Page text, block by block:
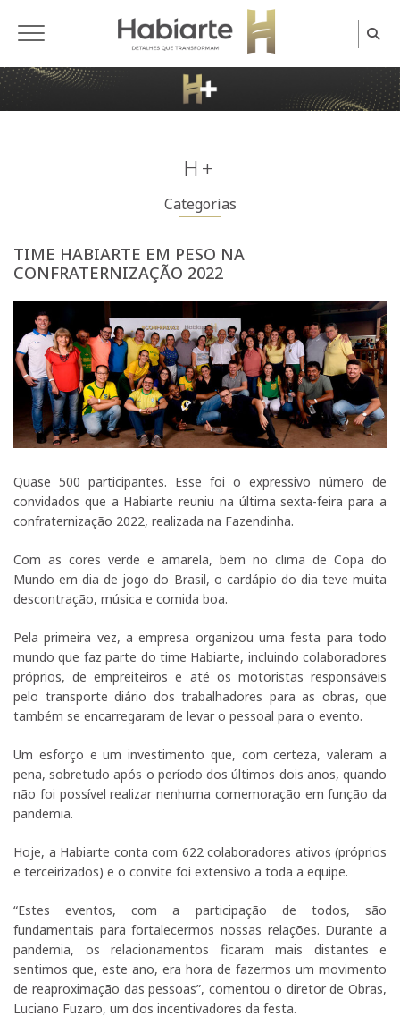
H+
Categorias
TIME HABIARTE EM PESO NA
CONFRATERNIZAÇÃO 2022
Quase 500 participantes. Esse foi o expressivo número de
convidados que a Habiarte reuniu na última sexta-feira para a
confraternização 2022, realizada na Fazendinha.
Com as cores verde e amarela, bem no clima de Copa do
Mundo em dia de jogo do Brasil, o cardápio do dia teve muita
descontração, música e comida boa.
Pela primeira vez, a empresa organizou uma festa para todo
mundo que faz parte do time Habiarte, incluindo colaboradores
próprios, de empreiteiros e até os motoristas responsáveis
pelo transporte diário dos trabalhadores para as obras, que
também se encarregaram de levar o pessoal para o evento.
Um esforço e um investimento que, com certeza, valeram a
pena, sobretudo após o período dos últimos dois anos, quando
não foi possível realizar nenhuma comemoração em função da
pandemia.
Hoje, a Habiarte conta com 622 colaboradores ativos (próprios
e terceirizados) e o convite foi extensivo a toda a equipe.
“Estes eventos, com a participação de todos, são
fundamentais para fortalecermos nossas relações. Durante a
pandemia, os relacionamentos ficaram mais distantes e
sentimos que, este ano, era hora de fazermos um movimento
de reaproximação das pessoas”, comentou o diretor de Obras,
Luciano Fuzaro, um dos incentivadores da festa.